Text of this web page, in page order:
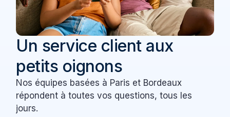
Un service client aux
petits oignons
Nos équipes basées à Paris et Bordeaux
répondent à toutes vos questions, tous les
jours.